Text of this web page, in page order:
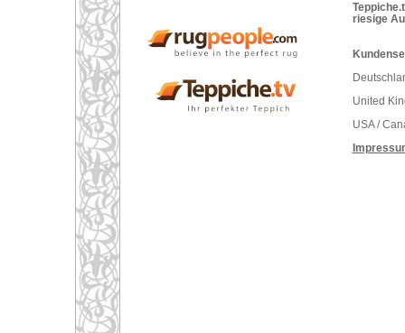
riesige
United
USA /